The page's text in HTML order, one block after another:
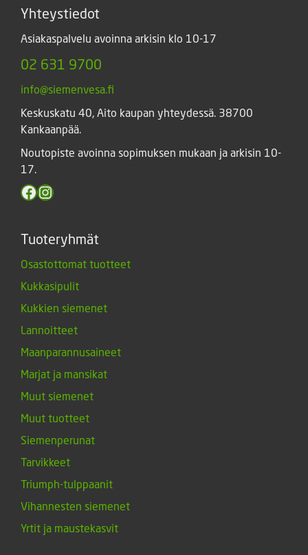
Yhteystiedot
Asiakaspalvelu avoinna arkisin klo 10-17
02 631 9700
info@siemenvesa.fi
Keskuskatu 40, Aito kaupan yhteydessä. 38700
Kankaanpää.
Noutopiste avoinna sopimuksen mukaan ja arkisin 10-
17.
Facebook
Instagram
Tuoteryhmät
Osastottomat tuotteet
Kukkasipulit
Kukkien siemenet
Lannoitteet
Maanparannusaineet
Marjat ja mansikat
Muut siemenet
Muut tuotteet
Siemenperunat
Tarvikkeet
Triumph-tulppaanit
Vihannesten siemenet
Yrtit ja maustekasvit